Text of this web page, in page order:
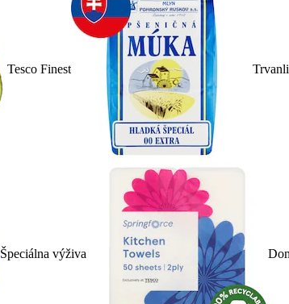
Tesco Finest
Špeciálna výživa